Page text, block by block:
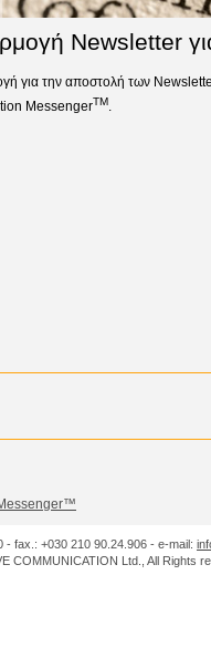
Newsletter
για την αποστολή των
MessengerTM.
- fax.: +030 210 90.24.906 - e-mail:
COMMUNICATION Ltd., All Rights